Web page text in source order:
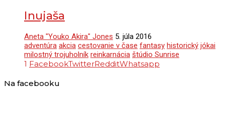
Inujaša
Aneta "Youko Akira" Jones 5. júla 2016
adventúra akcia cestovanie v čase fantasy historický jókai
milostný trojuholník reinkarnácia štúdio Sunrise
1 FacebookTwitterRedditWhatsapp
Na facebooku